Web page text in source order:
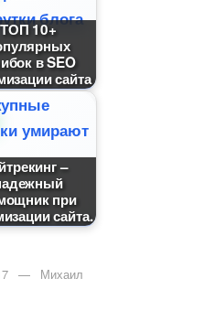
ТОП 10+
в SEO
сайта
–
при
сайта.
— Михаил